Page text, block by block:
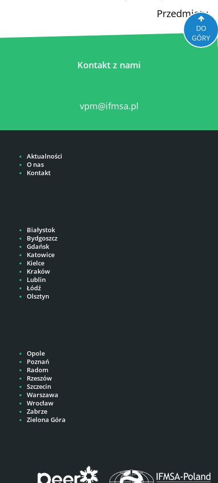
Przedmioty
Kontakt z nami
vpm@ifmsa.pl
DO
GÓRY
Aktualności
O nas
Kontakt
Białystok
Bydgoszcz
Gdańsk
Katowice
Kielce
Kraków
Lublin
Łódź
Olsztyn
Opole
Poznań
Radom
Rzeszów
Szczecin
Warszawa
Wrocław
Zabrze
Zielona Góra